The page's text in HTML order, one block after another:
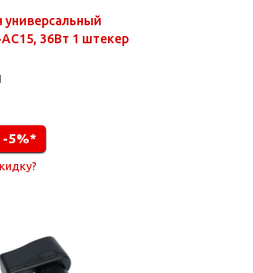
универсальный
36Вт 1 штекер
-5%*